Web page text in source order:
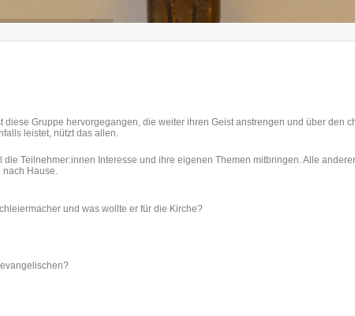
diese Gruppe hervorgegangen, die weiter ihren Geist anstrengen und über den
leistet, nützt das allen.
die Teilnehmer:innen Interesse und ihre eigenen Themen mitbringen. Alle
nach Hause.
und was wollte er für die Kirche?